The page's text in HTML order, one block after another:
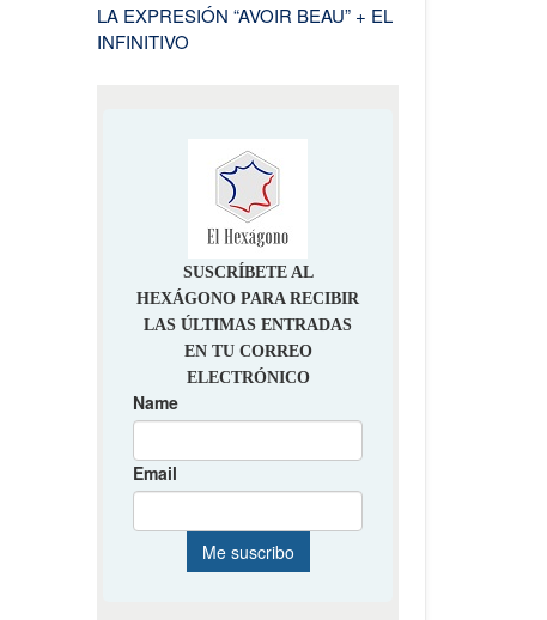
LA EXPRESIÓN “AVOIR BEAU” + EL
INFINITIVO